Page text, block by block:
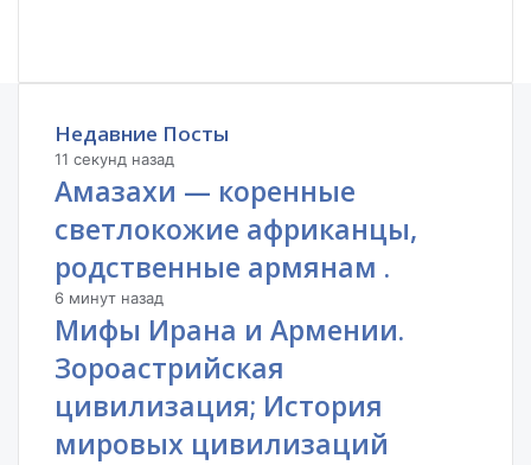
Недавние Посты
11 секунд назад
Амазахи — коренные
светлокожие африканцы,
родственные армянам .
6 минут назад
Мифы Ирана и Армении.
Зороастрийская
цивилизация; История
мировых цивилизаций